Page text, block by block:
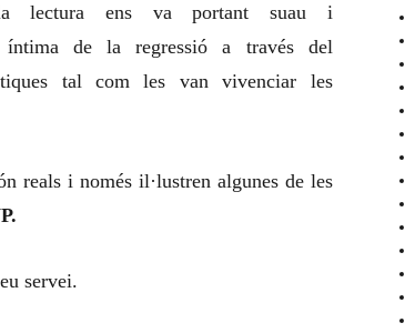
la lectura ens va portant suau i
íntima de la regressió a través del
tal com les van vivenciar les
reals i només il·lustren algunes de les
servei.